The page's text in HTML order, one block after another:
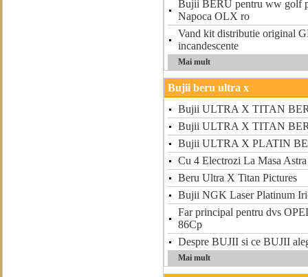
Bujii BERU pentru ww golf
Napoca OLX ro
Vand kit distributie original
incandescente
Mai mult
Bujii beru ultra x
Bujii ULTRA X TITAN
Bujii ULTRA X TITAN
Bujii ULTRA X PLATIN
Cu 4 Electrozi La Masa
Beru Ultra X Titan Pictures
Bujii NGK Laser Platinum
Far principal pentru dvs
86Cp
Despre BUJII si ce BUJII
Mai mult